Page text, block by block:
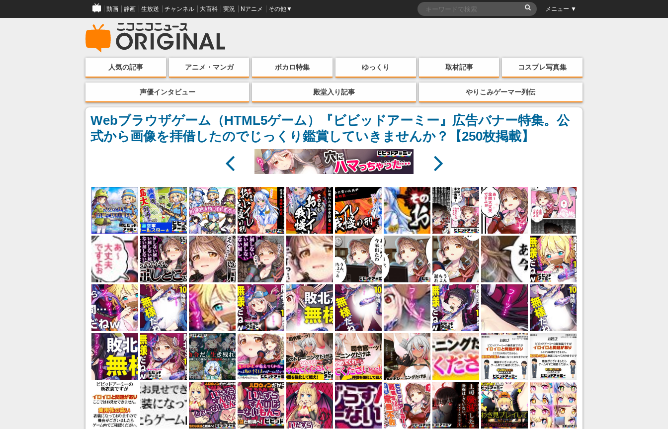
動画 静画 生放送 チャンネル 大百科 実況 Nアニメ その他▼ メニュー ▼
人気の記事 アニメ・マンガ ボカロ特集 ゆっくり 取材記事 コスプレ写真集
声優インタビュー 殿堂入り記事 やりこみゲーマー列伝
Webブラウザゲーム（HTML5ゲーム）『ビビッドアーミー』広告バナー特集。公
式から画像を拝借したのでじっくり鑑賞していきませんか？【250枚掲載】
137 / 183